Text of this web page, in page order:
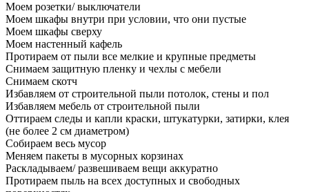
Моем розетки/ выключатели
Моем шкафы внутри при условии, что они пустые
Моем шкафы сверху
Моем настенный кафель
Протираем от пыли все мелкие и крупные предметы
Снимаем защитную пленку и чехлы с мебели
Снимаем скотч
Избавляем от строительной пыли потолок, стены и пол
Избавляем мебель от строительной пыли
Оттираем следы и капли краски, штукатурки, затирки, клея
(не более 2 см диаметром)
Собираем весь мусор
Меняем пакеты в мусорных корзинах
Раскладываем/ развешиваем вещи аккуратно
Протираем пыль на всех доступных и свободных